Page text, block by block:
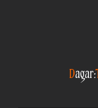
Dagar: